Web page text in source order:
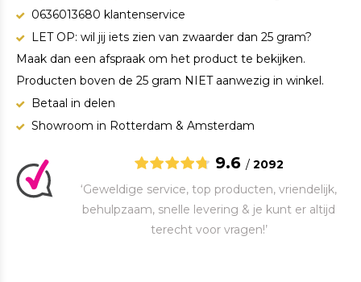
0636013680 klantenservice
LET OP: wil jij iets zien van zwaarder dan 25 gram?
Maak dan een afspraak om het product te bekijken.
Producten boven de 25 gram NIET aanwezig in winkel.
Betaal in delen
Showroom in Rotterdam & Amsterdam
9.6 / 2092
‘Geweldige service, top producten, vriendelijk,
behulpzaam, snelle levering & je kunt er altijd
terecht voor vragen!’